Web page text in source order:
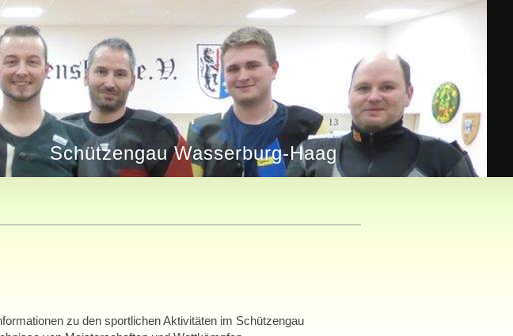
Schützengau Wasserburg-Haag
zu den sportlichen Aktivitäten im Schützengau